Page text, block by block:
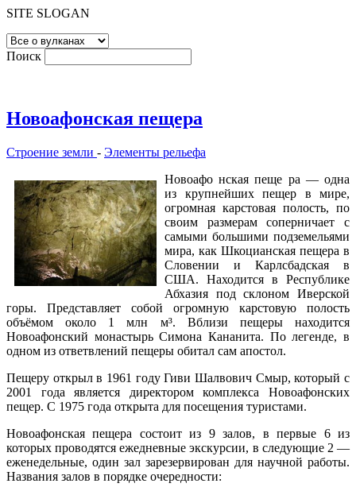
SITE SLOGAN
Поиск
Новоафонская пещера
Строение земли - Элементы рельефа
Новоафо нская пеще ра — одна
из крупнейших пещер в мире,
огромная карстовая полость, по
своим размерам соперничает с
самыми большими подземельями
мира, как Шкоцианская пещера в
Словении и Карлсбадская в
США. Находится в Республике
Абхазия под склоном Иверской
горы. Представляет собой огромную карстовую полость
объёмом около 1 млн м³. Вблизи пещеры находится
Новоафонский монастырь Симона Кананита. По легенде, в
одном из ответвлений пещеры обитал сам апостол.
Пещеру открыл в 1961 году Гиви Шалвович Смыр, который с
2001 года является директором комплекса Новоафонских
пещер. С 1975 года открыта для посещения туристами.
Новоафонская пещера состоит из 9 залов, в первые 6 из
которых проводятся ежедневные экскурсии, в следующие 2 —
еженедельные, один зал зарезервирован для научной работы.
Названия залов в порядке очередности: